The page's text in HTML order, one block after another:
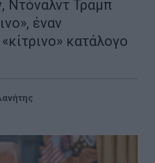
Ντόναλντ Τραμπ
έναν
κατάλογο